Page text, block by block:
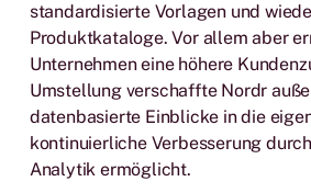
standardisierte Vorlagen und
Produktkataloge. Vor allem aber
Unternehmen eine höhere
Umstellung verschaffte Nordr
datenbasierte Einblicke in die
kontinuierliche Verbesserung
Analytik ermöglicht.